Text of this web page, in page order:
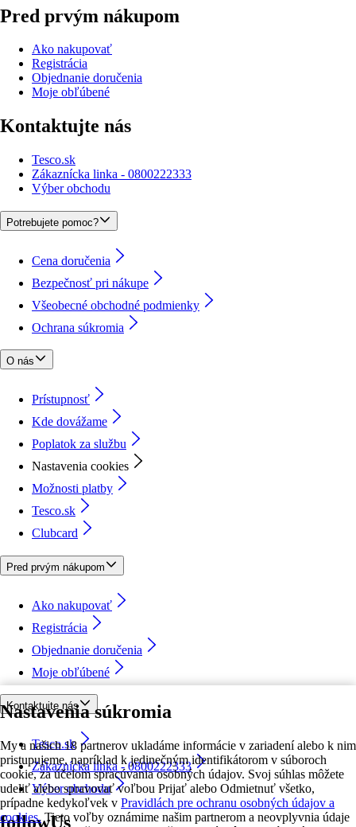
Nastavenia súkromia
My a našich 18 partnerov ukladáme informácie v zariadení alebo k nim
pristupujeme, napríklad k jedinečným identifikátorom v súboroch
cookie, za účelom spracúvania osobných údajov. Svoj súhlas môžete
udeliť alebo spravovať voľbou Prijať alebo Odmietnuť všetko,
prípadne kedykoľvek v Pravidlách pre ochranu osobných údajov a
cookies. Tieto voľby oznámime našim partnerom a neovplyvnia údaje
Pred prvým nákupom
Ako nakupovať
Registrácia
Objednanie doručenia
Moje obľúbené
Kontaktujte nás
Tesco.sk
Zákaznícka linka - 0800222333
Výber obchodu
Potrebujete pomoc?
Cena doručenia
Bezpečnosť pri nákupe
Všeobecné obchodné podmienky
Ochrana súkromia
O nás
Prístupnosť
Kde dovážame
Poplatok za službu
Nastavenia cookies
Možnosti platby
Tesco.sk
Clubcard
Pred prvým nákupom
Ako nakupovať
Registrácia
Objednanie doručenia
Moje obľúbené
Kontaktujte nás
Tesco.sk
Zákaznícka linka - 0800222333
Výber obchodu
followUs